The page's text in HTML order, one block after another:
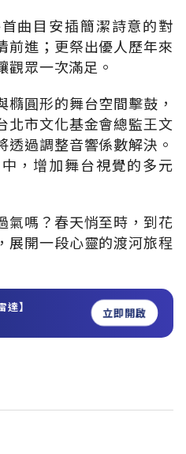
曲目安插簡潔詩意的對
前進；更祭出優人歷年來
觀眾一次滿足。
圓形的舞台空間擊鼓，
北市文化基金會總監王文
過調整音響係數解決。
，增加舞台視覺的多元
氣嗎？春天悄至時，到花
展開一段心靈的渡河旅程
】 立即開啟